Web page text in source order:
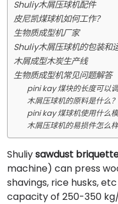
Shuliy木屑压球机配件
皮尼凯煤球机如何工作？
生物质成型机厂家
Shuliy木屑压球机的包装和
木屑成型木炭生产线
生物质成型机常见问题解答
pini kay 煤块的长度可以
木屑压球机的原料是什么？
pini kay 煤球机使用什么模
木屑压球机的易损件怎么样
Shuliysawdust
machine) can press
shavings, rice husks,
capacity of 250-350